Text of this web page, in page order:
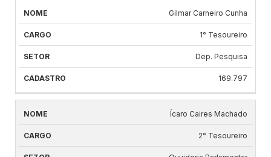
Gilmar Carneiro Cunha
1° Tesoureiro
Dep. Pesquisa
169.797
Ícaro Caires Machado
2° Tesoureiro